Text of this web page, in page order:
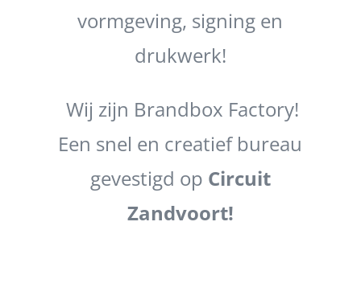
vormgeving, signing en
drukwerk!
Wij zijn Brandbox Factory!
Een snel en creatief bureau
gevestigd op Circuit
Zandvoort!